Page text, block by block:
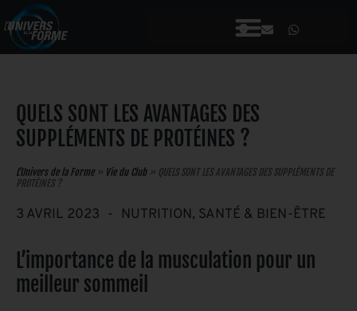
QUELS SONT LES AVANTAGES DES
SUPPLÉMENTS DE PROTÉINES ?
L'Univers de la Forme» Vie du Club» QUELS SONT LES AVANTAGES DES SUPPLÉMENTS DE
PROTÉINES ?
3 AVRIL 2023 - NUTRITION, SANTÉ & BIEN-ÊTRE
L’importance de la musculation pour un
meilleur sommeil